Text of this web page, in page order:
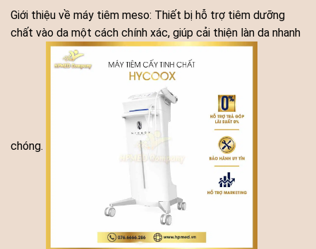
Giới thiệu về máy tiêm meso: Thiết bị hỗ trợ tiêm dưỡng
chất vào da một cách chính xác, giúp cải thiện làn da nhanh
chóng.